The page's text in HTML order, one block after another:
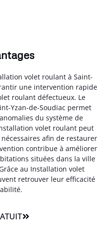
volet roulant à Saint-
une intervention rapide
roulant défectueux. Le
Yzan-de-Soudiac permet
du système de
volet roulant peut
afin de restaurer
contribue à améliorer
situées dans la ville
au Installation volet
retrouver leur efficacité